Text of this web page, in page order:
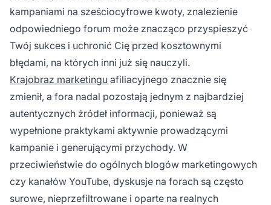
kampaniami na sześciocyfrowe kwoty, znalezienie
odpowiedniego forum może znacząco przyspieszyć
Twój sukces i uchronić Cię przed kosztownymi
błędami, na których inni już się nauczyli.
Krajobraz marketingu afiliacyjnego znacznie się
zmienił, a fora nadal pozostają jednym z najbardziej
autentycznych źródeł informacji, ponieważ są
wypełnione praktykami aktywnie prowadzącymi
kampanie i generującymi przychody. W
przeciwieństwie do ogólnych blogów marketingowych
czy kanałów YouTube, dyskusje na forach są często
surowe, nieprzefiltrowane i oparte na realnych